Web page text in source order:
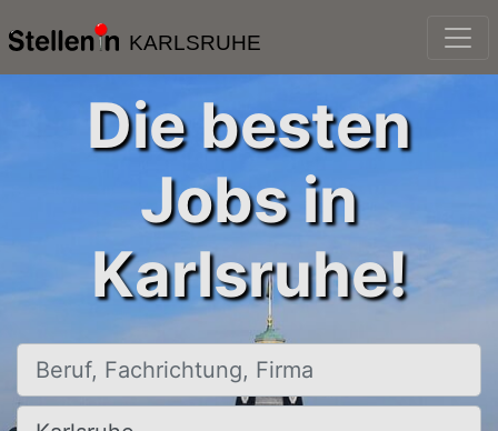
KARLSRUHE
Die besten
Jobs in
Karlsruhe!
Beruf, Fachrichtung, Firma
Ort, Stadt